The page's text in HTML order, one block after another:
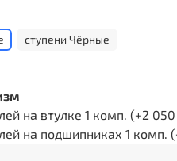
ступени Чёрные
на втулке 1 комп. (+2
на подшипниках 1 комп.